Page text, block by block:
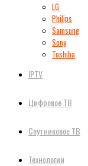
LG
Philips
Samsung
Sony
Toshiba
IPTV
Цифровое ТВ
Спутниковое ТВ
Технологии